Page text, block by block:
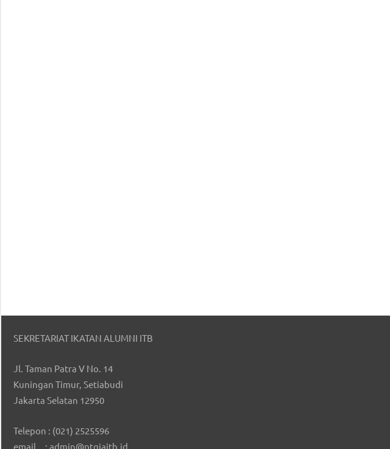
SEKRETARIAT IKATAN ALUMNI ITB
Jl. Taman Patra V No. 14
Kuningan Timur, Setiabudi
Jakarta Selatan 12950
Telepon : (021) 2525596
email : admin@ptgiaitb.id